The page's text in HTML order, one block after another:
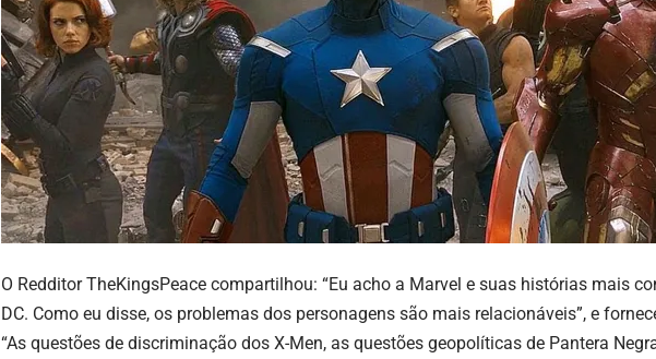
O RedditorTheKingsPeace compartilhou: “Eu acho a Marvel e suas histórias mais
DC. Como eu disse, os problemas dos personagens são mais relacionáveis”, e
“As questões de discriminação dos X-Men, as questões geopolíticas de Pantera